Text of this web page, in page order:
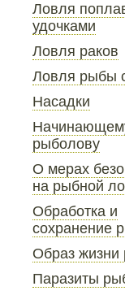
Ловля
удочками
Ловля раков
Ловля рыбы
Насадки
рыболову
О мерах
на рыбной
Обработка и
сохранение
Образ жизни
Паразиты